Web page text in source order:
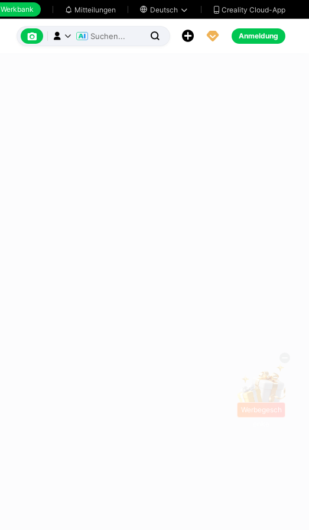
Werkbank  Mitteilungen  Deutsch   Creality Cloud-App
      Anmeldung
Werbegesch